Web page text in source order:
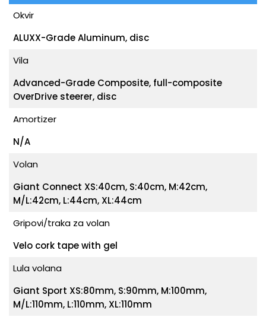
Okvir
ALUXX-Grade Aluminum, disc
Vila
Advanced-Grade Composite, full-composite
OverDrive steerer, disc
Amortizer
N/A
Volan
Giant Connect XS:40cm, S:40cm, M:42cm,
M/L:42cm, L:44cm, XL:44cm
Gripovi/traka za volan
Velo cork tape with gel
Lula volana
Giant Sport XS:80mm, S:90mm, M:100mm,
M/L:110mm, L:110mm, XL:110mm